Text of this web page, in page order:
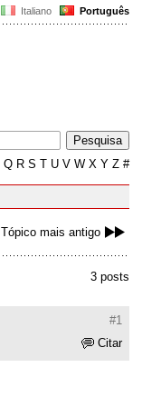
Italiano Português
Q R S T U V W X Y Z #
Tópico mais antigo
3 posts
#1
Citar